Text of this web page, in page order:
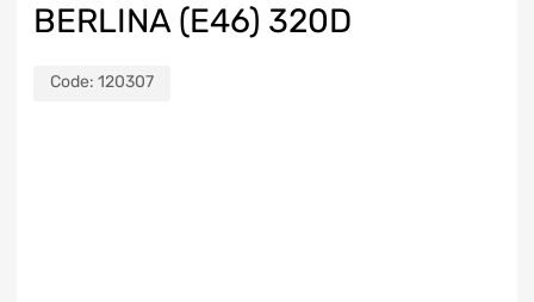
BERLINA (E46) 320D
Code: 120307